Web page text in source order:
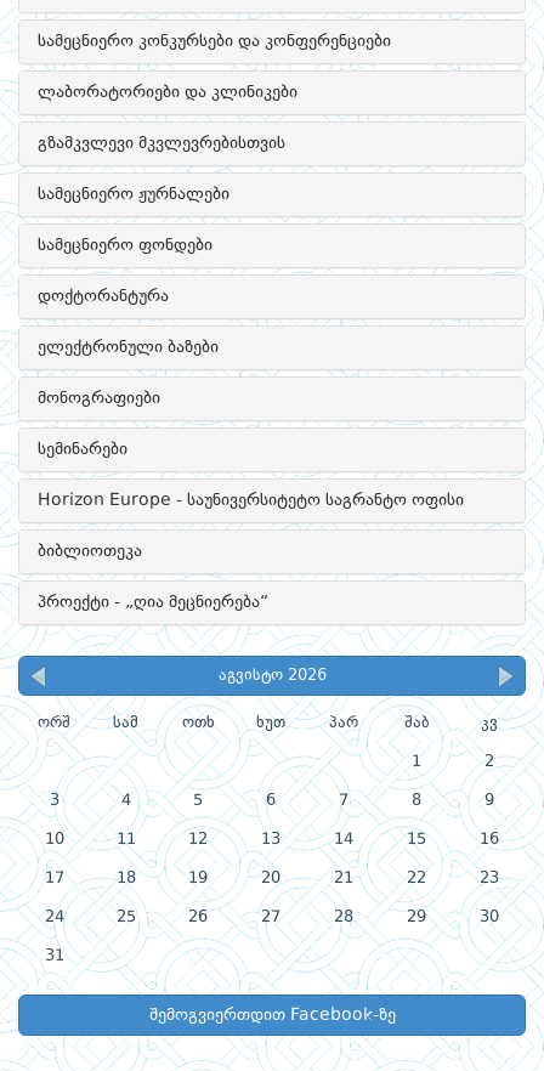
სამეცნიერო კონკურსები და კონფერენციები
ლაბორატორიები და კლინიკები
გზამკვლევი მკვლევრებისთვის
სამეცნიერო ჟურნალები
სამეცნიერო ფონდები
დოქტორანტურა
ელექტრონული ბაზები
მონოგრაფიები
სემინარები
Horizon Europe - საუნივერსიტეტო საგრანტო ოფისი
ბიბლიოთეკა
პროექტი - „ღია მეცნიერება“
აგვისტო 2026
ორშ სამ ოთხ ხუთ პარ შაბ კვ
1 2
3 4 5 6 7 8 9
10 11 12 13 14 15 16
17 18 19 20 21 22 23
24 25 26 27 28 29 30
31
შემოგვიერთდით Facebook-ზე